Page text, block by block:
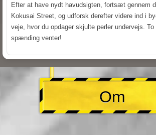
Efter at have nydt havudsigten, fortsæt gennem
Kokusai Street, og udforsk derefter videre ind i
veje, hvor du opdager skjulte perler undervejs.
spænding venter!
Om